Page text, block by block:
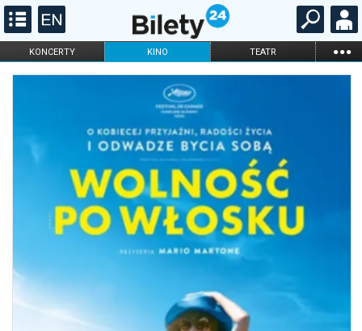
KONCERTY KINO TEATR ...
FILHARMONIA OPERA I BALET
ONLINE